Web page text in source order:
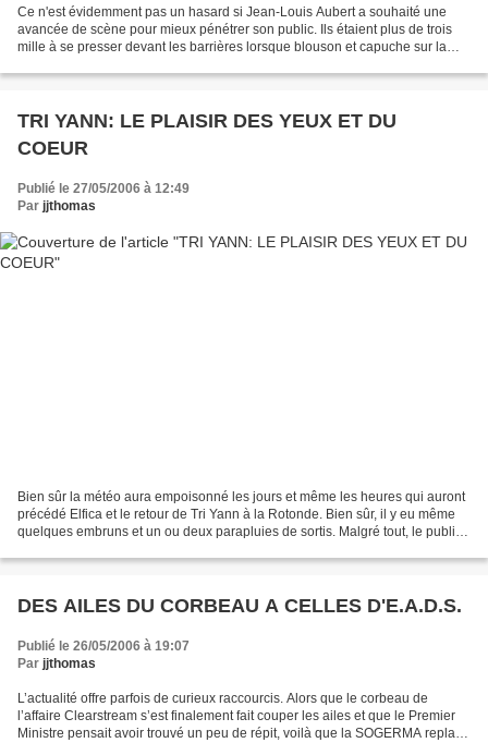
Ce n'est évidemment pas un hasard si Jean-Louis Aubert a souhaité une
avancée de scène pour mieux pénétrer son public. Ils étaient plus de trois
mille à se presser devant les barrières lorsque blouson et capuche sur la
TRI YANN: LE PLAISIR DES YEUX ET DU
COEUR
Publié le 27/05/2006 à 12:49
Par jjthomas
Bien sûr la météo aura empoisonné les jours et même les heures qui auront
précédé Elfica et le retour de Tri Yann à la Rotonde. Bien sûr, il y eu même
quelques embruns et un ou deux parapluies de sortis. Malgré tout, le public
DES AILES DU CORBEAU A CELLES D'E.A.D.S.
Publié le 26/05/2006 à 19:07
Par jjthomas
L’actualité offre parfois de curieux raccourcis. Alors que le corbeau de
l’affaire Clearstream s’est finalement fait couper les ailes et que le Premier
Ministre pensait avoir trouvé un peu de répit, voilà que la SOGERMA replace